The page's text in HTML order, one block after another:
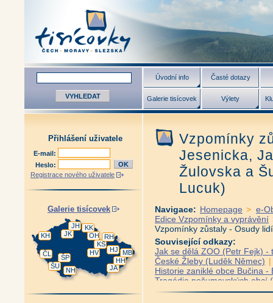
Úvodní info Časté dotazy
Galerie tisícovek Výlety
Přihlášení uživatele
E-mail:
Heslo:
Registrace nového uživatele
Galerie tisícovek
JA
HH
MB
HJ
HV
NH
KS
RH
ŠP
ŠU
OH
JK
KK
ČL
JH
KH
Vzpomínky
Jesenicka,
Žulovska a
Lucuk)
Navigace: Homepage > e-
Edice Vzpomínky a vyprávění
Vzpomínky zůstaly - Osudy
Související odkazy:
Jak se dělá ZOO (Petr Fejk)
České Žleby (Luděk Němec)
Historie zaniklé obce Bučina
Tragédie pošumavských obcí
Šumava - Jak šel život na